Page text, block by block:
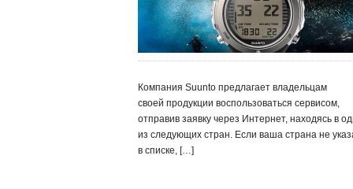
Компания Suunto предлагает владельцам
своей продукции воспользоваться сервисом,
отправив заявку через Интернет, находясь в
из следующих стран. Если ваша страна не
в списке, […]